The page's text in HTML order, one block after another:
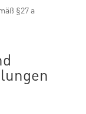
§27 a